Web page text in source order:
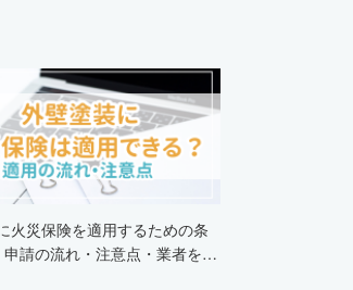
火災保険を適用するための条
請の流れ・注意点・業者を選